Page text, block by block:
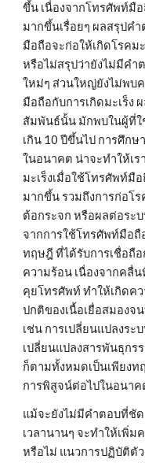
ขึ้น เนื่องจากโทรศัพท์มื
มากขึ้นเรื่อยๆ ผลสรุปค
มือถือจะก่อให้เกิดโรคม
หรือไม่สรุปว่ายังไม่มีค
ใหม่ๆ ส่วนใหญ่ยังไม่พบ
มือถือกับการเกิดมะเร็ง
สัมพันธ์นั้น มักพบในผู้ที่ใ
เกิน 10 ปีขึ้นไป การศึก
ในอนาคต น่าจะทำให้เ
มะเร็งเมื่อใช้โทรศัพท์มื
มากขึ้น รวมถึงการก่อโ
ต้อกระจก หรือผลต่อระ
จากการใช้โทรศัพท์มือ
ทฤษฎี ที่ได้รับการเชื่อถื
ความร้อน เนื่องจากคลื่
คุยโทรศัพท์ ทำให้เกิดค
ปกติของเนื้อเยื่อสมอง
เช่น การเปลี่ยนแปลงระ
เปลี่ยนแปลงสารพันธุกร
ก็ตามทั้งหมดเป็นเพียง
การพิสูจน์ต่อไปในอนาค
แม้จะยังไม่มีคำตอบที่ชัด
เวลานานๆ จะทำให้เพิ่ม
หรือไม่ แนวการปฏิบัติตั